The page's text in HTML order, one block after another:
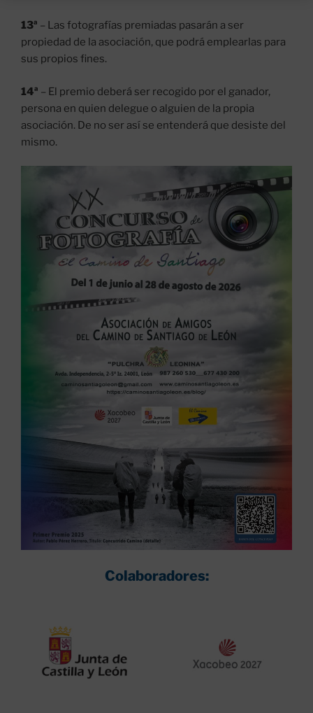
13ª – Las fotografías premiadas pasarán a ser
propiedad de la asociación, que podrá emplearlas para
sus propios fines.
14ª – El premio deberá ser recogido por el ganador,
persona en quien delegue o alguien de la propia
asociación. De no ser así se entenderá que desiste del
mismo.
Colaboradores: